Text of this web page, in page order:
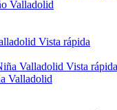
Valladolid
Vista rápida
Vista rápida
Valladolid